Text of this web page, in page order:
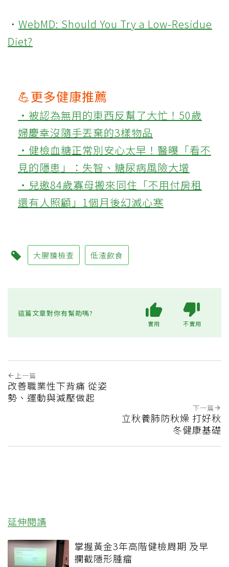
． WebMD: Should You Try a Low-Residue
Diet?
💪更多健康推薦
‧被認為無用的東西反幫了大忙！50歲
婦慶幸沒隨手丟棄的3樣物品
‧健檢血糖正常別安心太早！醫曝「看不
見的隱患」：失智、糖尿病風險大增
‧兒邀84歲寡母搬來同住「不用付房租
還有人照顧」1個月後幻滅心寒
大腸鏡檢查 低渣飲食
這篇文章對你有幫助嗎?
實用 不實用
上一篇
改善職業性下背痛 從姿
勢、運動與減壓做起
下一篇
立秋養肺防秋燥 打好秋
冬健康基礎
延伸閱讀
掌握黃金3年高階健檢周期 及早
攔截隱形腫瘤